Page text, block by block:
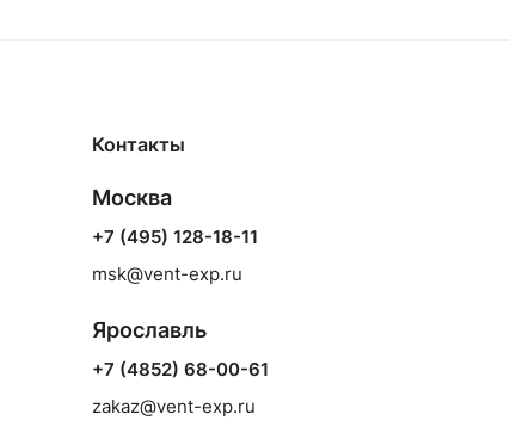
Контакты
Москва
+7 (495) 128-18-11
msk@vent-exp.ru
Ярославль
+7 (4852) 68-00-61
zakaz@vent-exp.ru